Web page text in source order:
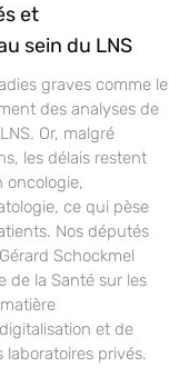
et
sein du LNS
graves comme le
des analyses de
Or, malgré
les délais restent
oncologie,
ce qui pèse
Nos députés
Schockmel
de la Santé sur les
et de
laboratoires privés.